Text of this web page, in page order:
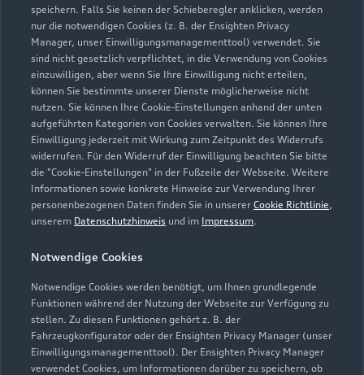
speichern. Falls Sie keinen der Schieberegler anklicken, werden
nur die notwendigen Cookies (z. B. der Ensighten Privacy
Manager, unser Einwilligungsmanagementtool) verwendet. Sie
sind nicht gesetzlich verpflichtet, in die Verwendung von Cookies
einzuwilligen, aber wenn Sie Ihre Einwilligung nicht erteilen,
können Sie bestimmte unserer Dienste möglicherweise nicht
nutzen. Sie können Ihre Cookie-Einstellungen anhand der unten
aufgeführten Kategorien von Cookies verwalten. Sie können Ihre
Einwilligung jederzeit mit Wirkung zum Zeitpunkt des Widerrufs
widerrufen. Für den Widerruf der Einwilligung beachten Sie bitte
die "Cookie-Einstellungen" in der Fußzeile der Webseite. Weitere
Informationen sowie konkrete Hinweise zur Verwendung Ihrer
personenbezogenen Daten finden Sie in unserer Cookie Richtlinie,
unserem Datenschutzhinweis und im Impressum.
Notwendige Cookies
Notwendige Cookies werden benötigt, um Ihnen grundlegende
Funktionen während der Nutzung der Webseite zur Verfügung zu
stellen. Zu diesen Funktionen gehört z. B. der
Fahrzeugkonfigurator oder der Ensighten Privacy Manager (unser
Einwilligungsmanagementtool). Der Ensighten Privacy Manager
verwendet Cookies, um Informationen darüber zu speichern, ob
Zur Reparatur
Zur Inspektion
Zurück nach oben